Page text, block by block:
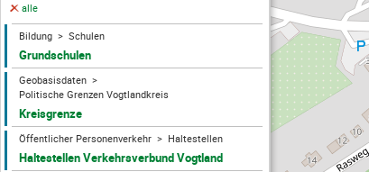
alle
Bildung Schulen
Grundschulen
Geobasisdaten
Politische Grenzen Vogtlandkreis
Kreisgrenze
Öffentlicher Personenverkehr Haltestellen
Haltestellen Verkehrsverbund Vogtland